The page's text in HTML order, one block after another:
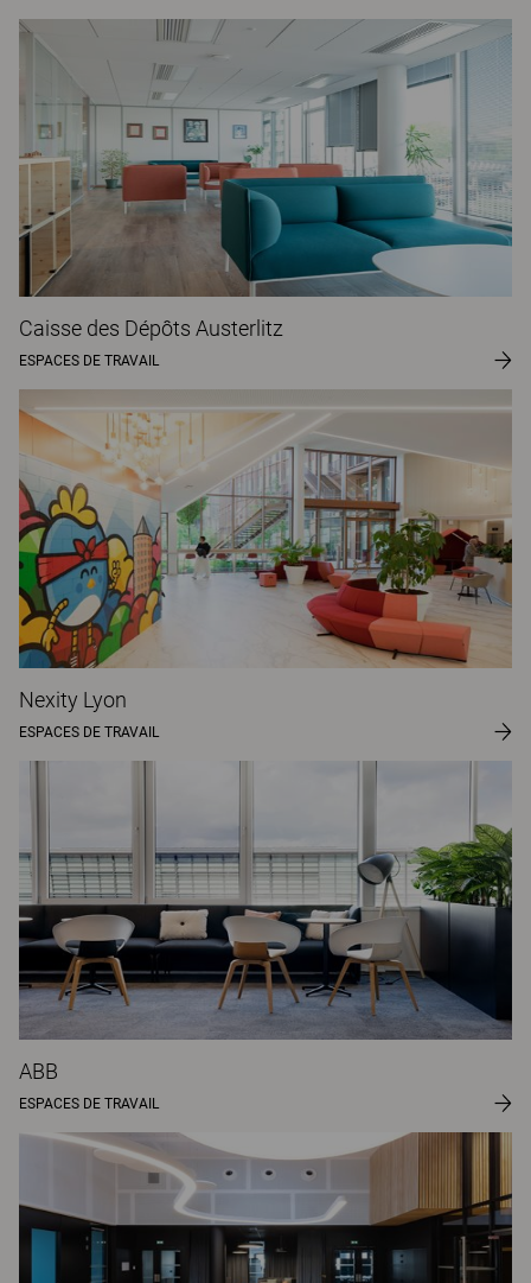
Caisse des Dépôts Austerlitz
ESPACES DE TRAVAIL
Nexity Lyon
ESPACES DE TRAVAIL
ABB
ESPACES DE TRAVAIL